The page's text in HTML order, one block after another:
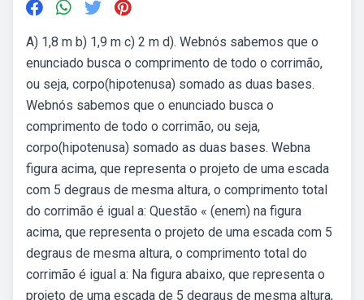
A) 1,8 m b) 1,9 m c) 2 m d). Webnós sabemos que o
enunciado busca o comprimento de todo o corrimão,
ou seja, corpo(hipotenusa) somado as duas bases.
Webnós sabemos que o enunciado busca o
comprimento de todo o corrimão, ou seja,
corpo(hipotenusa) somado as duas bases. Webna
figura acima, que representa o projeto de uma escada
com 5 degraus de mesma altura, o comprimento total
do corrimão é igual a: Questão « (enem) na figura
acima, que representa o projeto de uma escada com 5
degraus de mesma altura, o comprimento total do
corrimão é igual a: Na figura abaixo, que representa o
projeto de uma escada de 5 degraus de mesma altura,